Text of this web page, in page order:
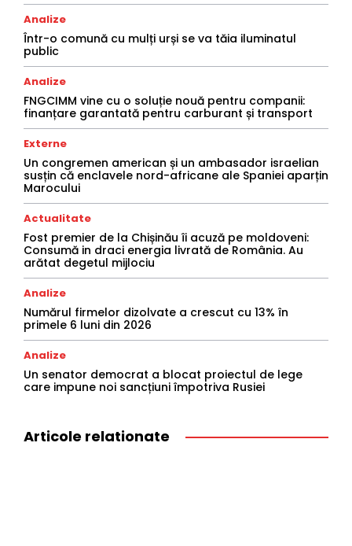
Analize
Într-o comună cu mulți urși se va tăia iluminatul
public
Analize
FNGCIMM vine cu o soluție nouă pentru companii:
finanțare garantată pentru carburant și transport
Externe
Un congremen american și un ambasador israelian
susțin că enclavele nord-africane ale Spaniei aparțin
Marocului
Actualitate
Fost premier de la Chișinău îi acuză pe moldoveni:
Consumă in draci energia livrată de România. Au
arătat degetul mijlociu
Analize
Numărul firmelor dizolvate a crescut cu 13% în
primele 6 luni din 2026
Analize
Un senator democrat a blocat proiectul de lege
care impune noi sancțiuni împotriva Rusiei
Articole relationate